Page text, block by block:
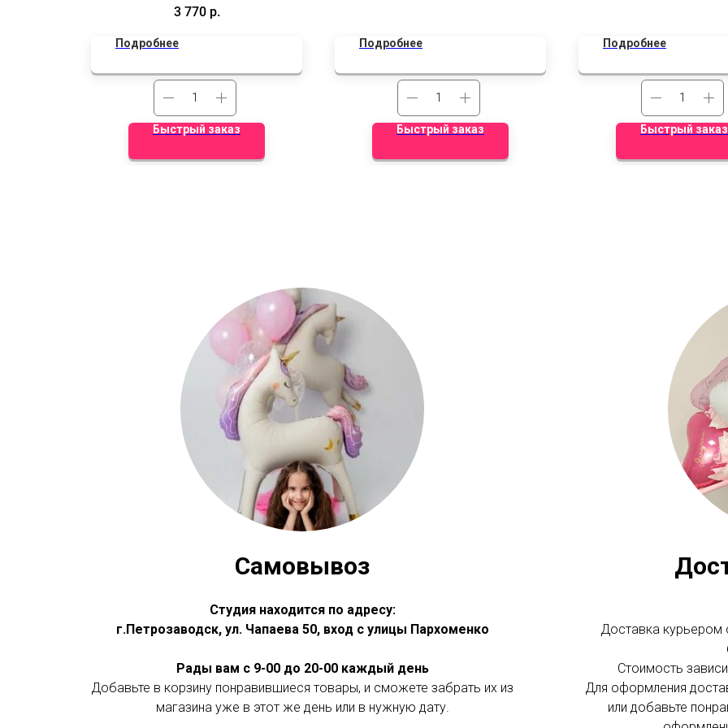
и 18д латекс
3 770 р.
Подробнее
Быстрый заказ
Подробнее
Быстрый заказ
Подробнее
Быстрый заказ
Самовывоз
Студия находится по адресу:
г.Петрозаводск, ул. Чапаева 50, вход с улицы Пархоменко
Рады вам с 9-00 до 20-00 каждый день
Добавьте в корзину понравившиеся товары, и сможете забрать их из
магазина уже в этот же день или в нужную дату.
Доставка курьером
Стоимость
Для оформления
или добавьте